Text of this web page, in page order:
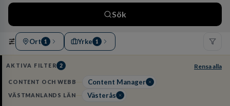
Sök
Ort 1 Yrke 1
AKTIVA FILTER 2 Rensa alla
CONTENT OCH WEBB Content Manager
VÄSTMANLANDS LÄN Västerås